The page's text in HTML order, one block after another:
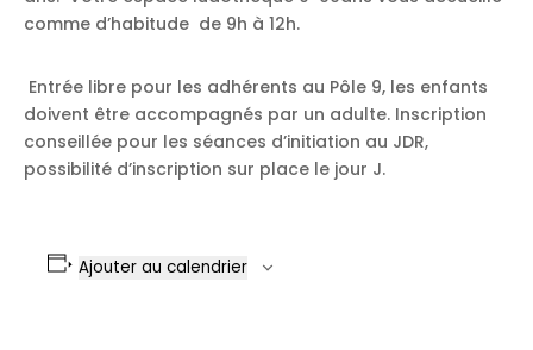
comme d’habitude de 9h à 12h.
Entrée libre pour les adhérents au Pôle 9, les enfants
doivent être accompagnés par un adulte. Inscription
conseillée pour les séances d’initiation au JDR,
possibilité d’inscription sur place le jour J.
Ajouter au calendrier